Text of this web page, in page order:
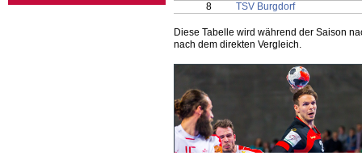
8
TSV Burgdorf
Diese Tabelle wird während der Saison
nach dem direkten Vergleich.